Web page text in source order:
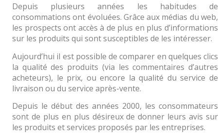
Depuis plusieurs années les habitudes de
consommations ont évoluées. Grâce aux médias du web,
les prospects ont accès à de plus en plus d’informations
sur les produits qui sont susceptibles de les intéresser.
Aujourd’hui il est possible de comparer en quelques clics
la qualité des produits (via les commentaires d’autres
acheteurs), le prix, ou encore la qualité du service de
livraison ou du service après-vente.
Depuis le début des années 2000, les consommateurs
sont de plus en plus désireux de donner leurs avis sur
les produits et services proposés par les entreprises.